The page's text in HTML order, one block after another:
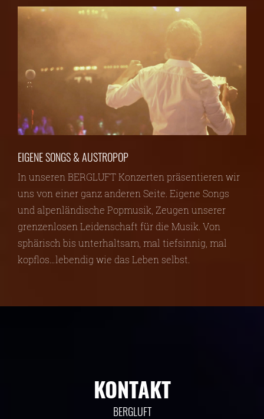
EIGENE SONGS & AUSTROPOP
In unseren BERGLUFT Konzerten präsentieren wir
uns von einer ganz anderen Seite. Eigene Songs
und alpenländische Popmusik, Zeugen unserer
grenzenlosen Leidenschaft für die Musik. Von
sphärisch bis unterhaltsam, mal tiefsinnig, mal
kopflos…lebendig wie das Leben selbst.
KONTAKT
BERGLUFT